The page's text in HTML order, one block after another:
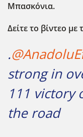
Μπασκόνια.
Δείτε το βίντεο
.
strong in
111 victory
the road